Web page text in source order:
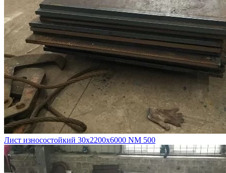
Лист износостойкий 30х2200х6000 NM 500